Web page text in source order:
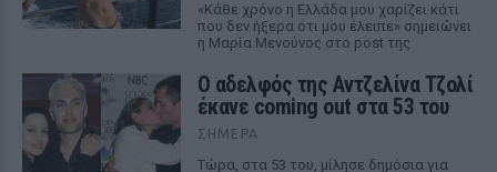
«Κάθε χρόνο η Ελλάδα μου χαρίζει κάτι
που δεν ήξερα ότι μου έλειπε» σημειώνει
η Μαρία Μενούνος στο post της
Ο αδελφός της Αντζελίνα Τζολί
έκανε coming out στα 53 του
ΣΉΜΕΡΑ
Τώρα, στα 53 του, μίλησε δημόσια για